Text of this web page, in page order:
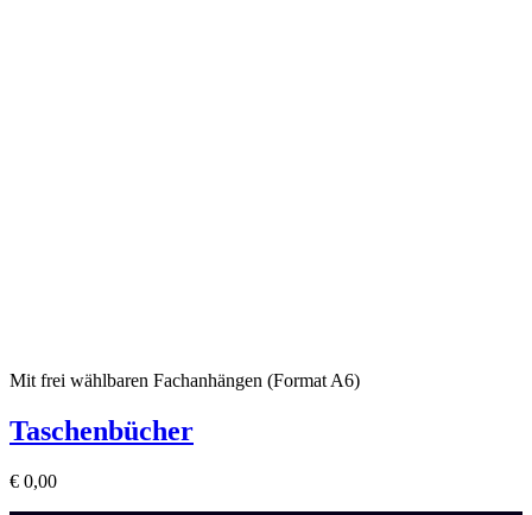
Mit frei wählbaren Fachanhängen (Format A6)
Taschenbücher
€ 0,00